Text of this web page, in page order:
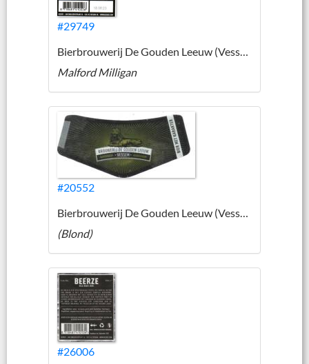
#29749
Bierbrouwerij De Gouden Leeuw (Vessem)
Malford Milligan
#20552
Bierbrouwerij De Gouden Leeuw (Vessem)
(Blond)
#26006